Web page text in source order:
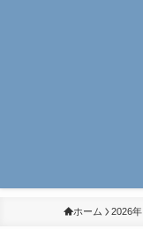
ホーム 2026年